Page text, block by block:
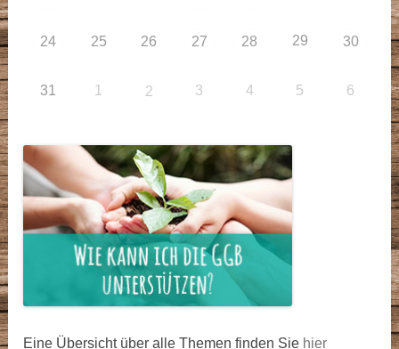
24 25 26 27 28 29 30
31 1 2 3 4 5 6
Eine Übersicht über alle Themen finden Sie hier